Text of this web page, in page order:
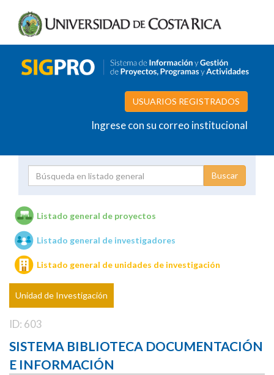
USUARIOS REGISTRADOS
Ingrese con su correo institucional
Unidades de investigación
Listado general de proyectos
Listado general de investigadores
Listado general de unidades de investigación
Unidad de Investigación
ID: 603
SISTEMA BIBLIOTECA DOCUMENTACIÓN
E INFORMACIÓN